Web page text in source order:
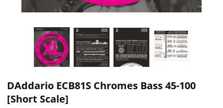
DAddario ECB81S Chromes Bass 45-100
[Short Scale]